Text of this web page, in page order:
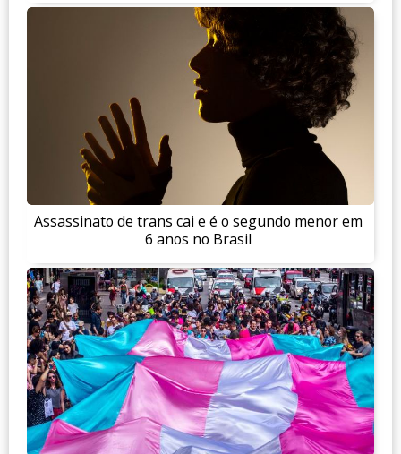
Assassinato de trans cai e é o segundo menor em
6 anos no Brasil